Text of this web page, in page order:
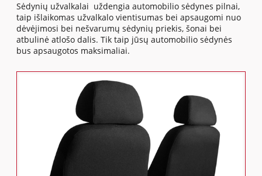
Sėdynių užvalkalai uždengia automobilio sėdynes pilnai,
taip išlaikomas užvalkalo vientisumas bei apsaugomi nuo
dėvėjimosi bei nešvarumų sėdynių priekis, šonai bei
atbulinė atlošo dalis. Tik taip jūsų automobilio sėdynės
bus apsaugotos maksimaliai.